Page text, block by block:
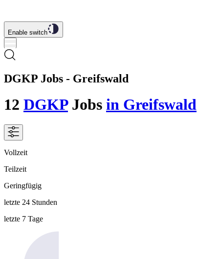
Enable switch
DGKP Jobs - Greifswald
12 DGKPJobs in Greifswald
Vollzeit
Teilzeit
Geringfügig
letzte 24 Stunden
letzte 7 Tage